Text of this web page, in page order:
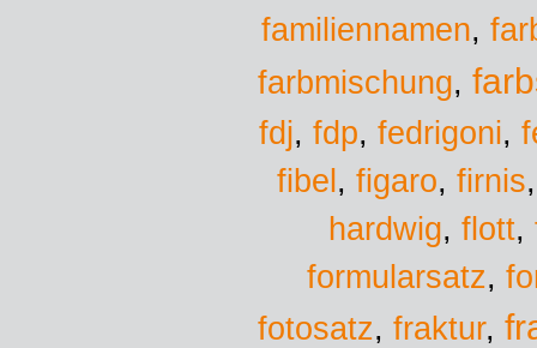
familiennamen,
farbmischung,
fdj, fdp, fedrigoni,
fibel , figaro, firnis
hardwig, flott,
formularsatz,
fotosatz, fraktur,